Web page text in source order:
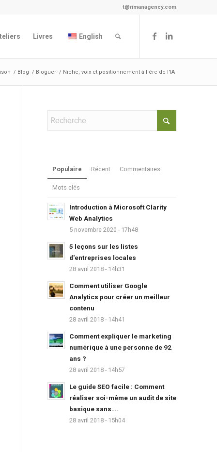
t@rimanagency.com
Livres English
/ Blog / Bloguer / Niche, voix et positionnement à l'ère de l'IA
Populaire Récent Commentaires
Mots clés
Introduction à Microsoft Clarity
Web Analytics
5 novembre 2020 - 17h48
5 leçons sur les listes
d'entreprises locales
28 avril 2018 - 14h31
Comment utiliser Google
Analytics pour créer un meilleur
contenu
28 avril 2018 - 14h41
Comment expliquer le marketing
numérique à une personne de 92
ans ?
28 avril 2018 - 14h57
Le guide SEO facile : Comment
réaliser soi-même un audit de site
basique sans….
28 avril 2018 - 15h04